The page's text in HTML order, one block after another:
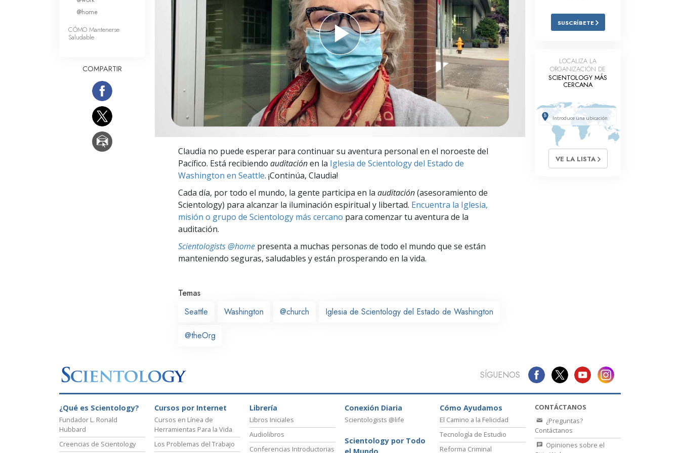
Amor y Odio: ¿Qué es Grandeza?
Respuestas a las Drogas
Los Niños
Herramientas para el Entorno Laboral
La Ética y las
Condiciones
La Causa de la Supresión
Investigaciones
Los Fundamentos de la Organización
Los Fundamentos de las Relaciones
Claudia no puede esperar para continuar su aventura personal en el noroeste del
Pacífico. Está recibiendo auditaciónen la Iglesia de Scientology del Estado de
Washington en Seattle. ¡Continúa, Claudia!
Cada día, por todo el mundo, la gente participa en la auditación(asesoramiento de
Scientology) para alcanzar la iluminación espiritual y libertad. Encuentra la Iglesia,
misión o grupo de Scientology más cercano para comenzar tu aventura de la
auditación.
Scientologists @home presenta a muchas personas de todo el mundo que se están
manteniendo seguras, saludables y están prosperando en la vida.
Temas
Seattle
Washington @church Iglesia de Scientology del Estado de Washington
@theOrg
@home
CÓMO Mantenerse
Saludable
COMPARTIR
SUSCRÍBETE
LOCALIZA LA
ORGANIZACIÓN DE
SCIENTOLOGY MÁS
CERCANA
VE LA LISTA
SÍGUENOS
¿Qué es Scientology?
Fundador L. Ronald
Hubbard
Creencias de Scientology
Cursos por Internet
Cursos en Línea de
Herramientas Para la Vida
Los Problemas del Trabajo
Librería
Libros Iniciales
Audiolibros
Conferencias Introductorias
Conexión Diaria
Scientologists @life
Scientology por Todo
Cómo Ayudamos
El Camino a la Felicidad
Tecnología de Estudio
Reforma Criminal
CONTÁCTANOS
¿Preguntas?
Contáctanos
Opiniones sobre el